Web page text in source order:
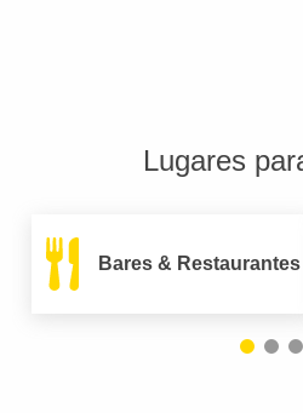
Lugares
Bares & Restaurantes